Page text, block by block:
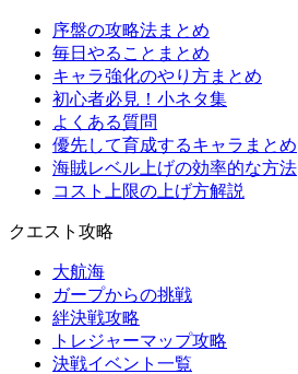
序盤の攻略法まとめ
毎日やることまとめ
キャラ強化のやり方まとめ
初心者必見！小ネタ集
よくある質問
優先して育成するキャラまとめ
海賊レベル上げの効率的な方法
コスト上限の上げ方解説
クエスト攻略
大航海
ガープからの挑戦
絆決戦攻略
トレジャーマップ攻略
決戦イベント一覧